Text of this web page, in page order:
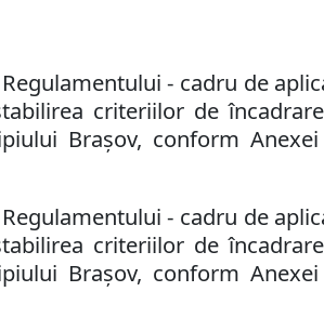
- cadru de
criteriilor de
Braşov, conform
- cadru de
criteriilor de
Braşov, conform